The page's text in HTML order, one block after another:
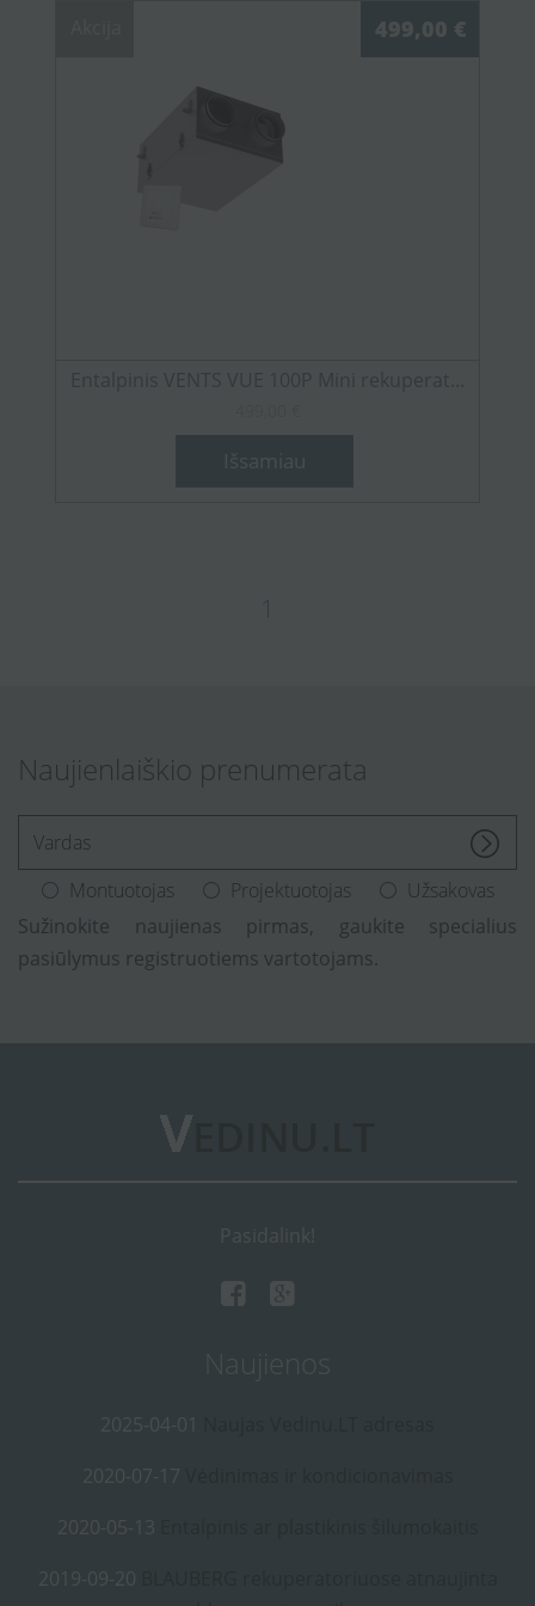
499,00 €
Entalpinis VENTS VUE 100P Mini rekuperat...
Išsamiau
1
Naujienlaiškio prenumerata
Montuotojas Projektuotojas
Užsakovas
Sužinokite naujienas pirmas, gaukite specialius
pasiūlymus registruotiems vartotojams.
Pasidalink!
Naujienos
2025-04-01
2020-07-17
2020-05-13
2019-09-20